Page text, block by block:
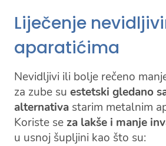
Liječenje
aparatićima
Nevidljivi ili bolje rečeno
za zube su estetski gledano
alternativastarim metalnim
Koriste seza lakše i manje
u usnoj šupljini kao što su: